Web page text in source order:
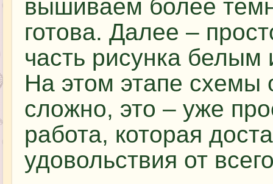
вышиваем более
готова. Далее –
часть рисунка
На этом этапе схемы
сложно, это – уже
работа, которая
удовольствия от